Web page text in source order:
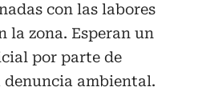
con las labores
la zona. Esperan un
por parte de
denuncia ambiental.